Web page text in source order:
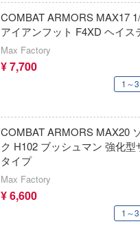
COMBAT ARMORS MAX17
アイアンフット F4XD ヘイス
Max Factory
¥ 7,700
1～
COMBAT ARMORS MAX20
ク H102 ブッシュマン 強化型
タイプ
Max Factory
¥ 6,600
1～
DEATH NOTE
デート・ア・ライブ
天元突破グレンラガン
To LOVEる (とらぶる)
ドルフィンウェーブ
とある科学の超電磁砲
HMA(エイチエムエー)
Hモデルデカール(ビーバ
ARTOプロダクション(ビ
銘匠伝(MJZ STUDIO)
橘猫工業